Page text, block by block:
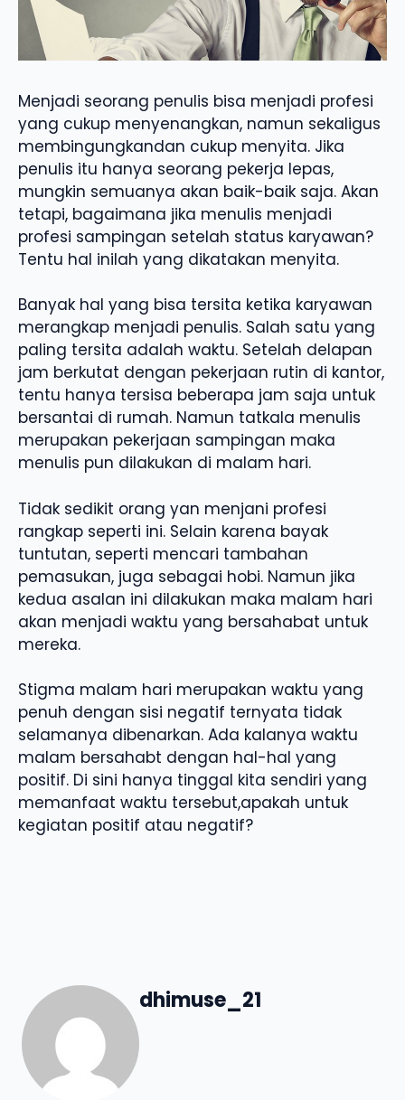
Menjadi seorang penulis bisa menjadi profesi
yang cukup menyenangkan, namun sekaligus
membingungkandan cukup menyita. Jika
penulis itu hanya seorang pekerja lepas,
mungkin semuanya akan baik-baik saja. Akan
tetapi, bagaimana jika menulis menjadi
profesi sampingan setelah status karyawan?
Tentu hal inilah yang dikatakan menyita.
Banyak hal yang bisa tersita ketika karyawan
merangkap menjadi penulis. Salah satu yang
paling tersita adalah waktu. Setelah delapan
jam berkutat dengan pekerjaan rutin di kantor,
tentu hanya tersisa beberapa jam saja untuk
bersantai di rumah. Namun tatkala menulis
merupakan pekerjaan sampingan maka
menulis pun dilakukan di malam hari.
Tidak sedikit orang yan menjani profesi
rangkap seperti ini. Selain karena bayak
tuntutan, seperti mencari tambahan
pemasukan, juga sebagai hobi. Namun jika
kedua asalan ini dilakukan maka malam hari
akan menjadi waktu yang bersahabat untuk
mereka.
Stigma malam hari merupakan waktu yang
penuh dengan sisi negatif ternyata tidak
selamanya dibenarkan. Ada kalanya waktu
malam bersahabt dengan hal-hal yang
positif. Di sini hanya tinggal kita sendiri yang
memanfaat waktu tersebut,apakah untuk
kegiatan positif atau negatif?
dhimuse_21